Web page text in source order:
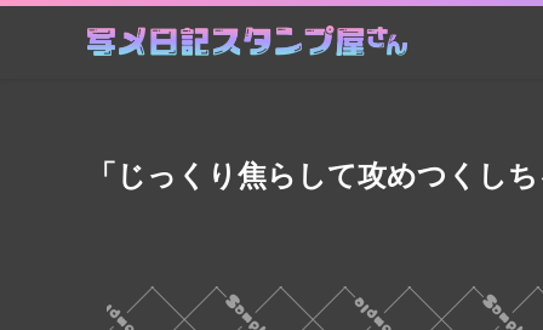
「じっくり焦らして攻めつくし